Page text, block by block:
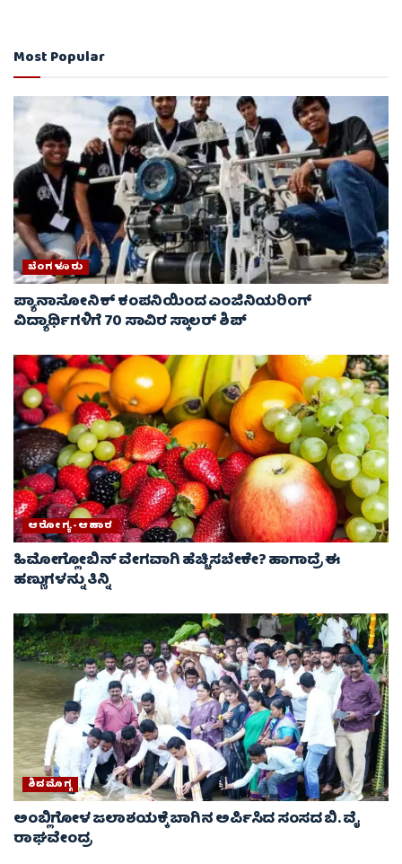
Most Popular
ಬೆಂಗಳೂರು
ಪ್ಯಾನಾಸೋನಿಕ್ ಕಂಪನಿಯಿಂದ ಎಂಜಿನಿಯರಿಂಗ್
ವಿದ್ಯಾರ್ಥಿಗಳಿಗೆ 70 ಸಾವಿರ ಸ್ಕಾಲರ್ ಶಿಪ್
ಆರೋಗ್ಯ-ಆಹಾರ
ಹಿಮೋಗ್ಲೋಬಿನ್ ವೇಗವಾಗಿ ಹೆಚ್ಚಿಸಬೇಕೇ? ಹಾಗಾದ್ರೆ ಈ
ಹಣ್ಣುಗಳನ್ನು ತಿನ್ನಿ
ಶಿವಮೊಗ್ಗ
ಅಂಬ್ಲಿಗೋಳ ಜಲಾಶಯಕ್ಕೆ ಬಾಗಿನ ಅರ್ಪಿಸಿದ ಸಂಸದ ಬಿ. ವೈ
ರಾಘವೇಂದ್ರ